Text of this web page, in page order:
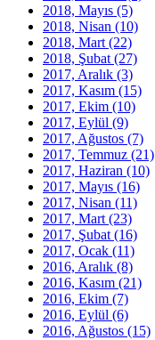
2018, Mayıs (5)
2018, Nisan (10)
2018, Mart (22)
2018, Şubat (27)
2017, Aralık (3)
2017, Kasım (15)
2017, Ekim (10)
2017, Eylül (9)
2017, Ağustos (7)
2017, Temmuz (21)
2017, Haziran (10)
2017, Mayıs (16)
2017, Nisan (11)
2017, Mart (23)
2017, Şubat (16)
2017, Ocak (11)
2016, Aralık (8)
2016, Kasım (21)
2016, Ekim (7)
2016, Eylül (6)
2016, Ağustos (15)